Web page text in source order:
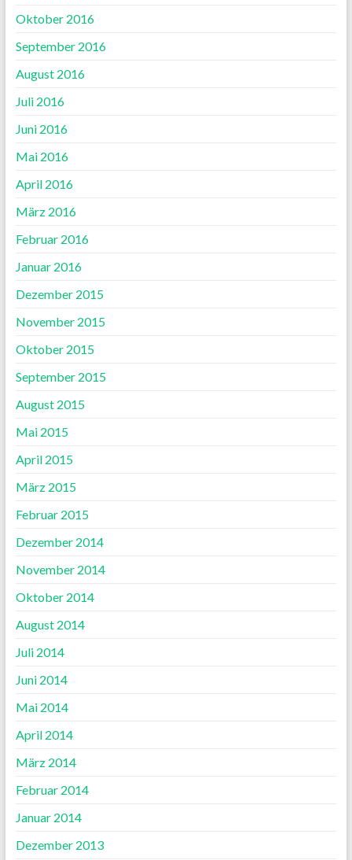
Oktober 2016
September 2016
August 2016
Juli 2016
Juni 2016
Mai 2016
April 2016
März 2016
Februar 2016
Januar 2016
Dezember 2015
November 2015
Oktober 2015
September 2015
August 2015
Mai 2015
April 2015
März 2015
Februar 2015
Dezember 2014
November 2014
Oktober 2014
August 2014
Juli 2014
Juni 2014
Mai 2014
April 2014
März 2014
Februar 2014
Januar 2014
Dezember 2013